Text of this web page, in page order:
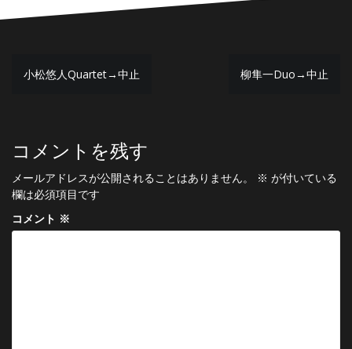
投
ビ
ゲ
ー
シ
小松悠人Quartet→中止 柳隼一Duo→中止
コメントを残す
メールアドレスが公開されることはありません。 ※ が付いている
欄は必須項目です
コメント ※